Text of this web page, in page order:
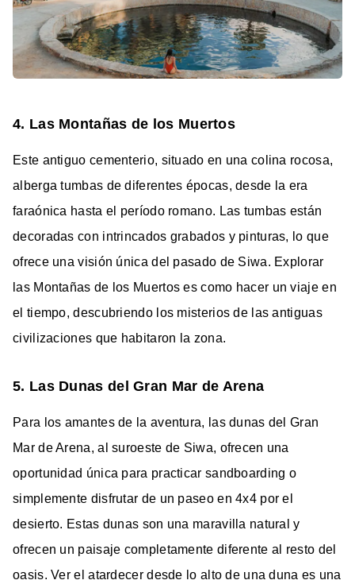
4. Las Montañas de los Muertos
Este antiguo cementerio, situado en una colina rocosa,
alberga tumbas de diferentes épocas, desde la era
faraónica hasta el período romano. Las tumbas están
decoradas con intrincados grabados y pinturas, lo que
ofrece una visión única del pasado de Siwa. Explorar
las Montañas de los Muertos es como hacer un viaje en
el tiempo, descubriendo los misterios de las antiguas
civilizaciones que habitaron la zona.
5. Las Dunas del Gran Mar de Arena
Para los amantes de la aventura, las dunas del Gran
Mar de Arena, al suroeste de Siwa, ofrecen una
oportunidad única para practicar sandboarding o
simplemente disfrutar de un paseo en 4x4 por el
desierto. Estas dunas son una maravilla natural y
ofrecen un paisaje completamente diferente al resto del
oasis. Ver el atardecer desde lo alto de una duna es una